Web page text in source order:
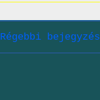
Régebbi bejegyzés